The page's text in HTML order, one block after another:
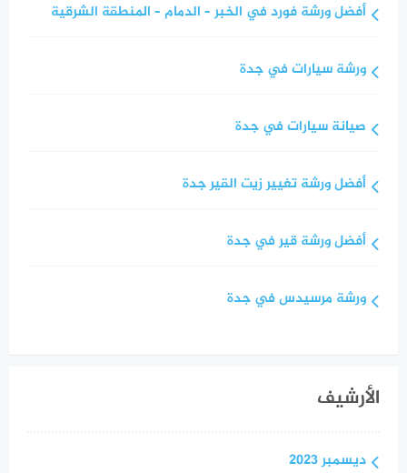
أفضل ورشة فورد في الخبر – الدمام – المنطقة الشرقية
ورشة سيارات في جدة
صيانة سيارات في جدة
أفضل ورشة تغيير زيت القير جدة
أفضل ورشة قير في جدة
ورشة مرسيدس في جدة
الأرشيف
ديسمبر 2023